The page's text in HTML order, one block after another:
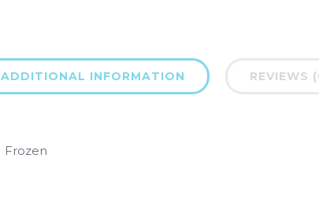
ADDITIONAL INFORMATION REVIEWS
Frozen